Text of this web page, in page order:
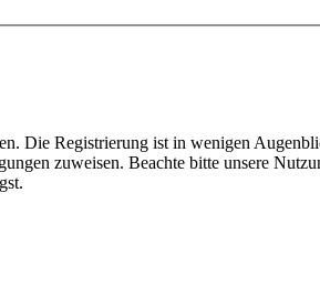
Die Registrierung ist in wenigen
zuweisen. Beachte bitte unsere